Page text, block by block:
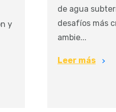
y
de agua
desafíos más
ambie...
Leer más